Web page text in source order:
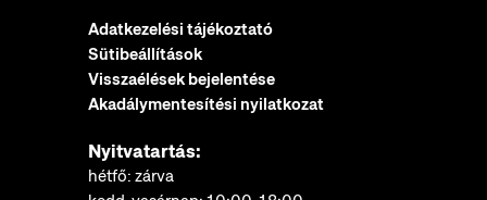
Adatkezelési tájékoztató
Sütibeállítások
Visszaélések bejelentése
Akadálymentesítési nyilatkozat
Nyitvatartás:
hétfő: zárva